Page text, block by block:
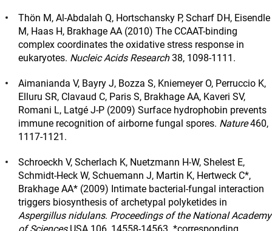
Thön M, Al-Abdalah Q, Hortschansky P, Scharf DH, Eisendle
M, Haas H, Brakhage AA (2010) The CCAAT-binding
complex coordinates the oxidative stress response in
eukaryotes. Nucleic Acids Research38, 1098-1111.
Aimanianda V, Bayry J, Bozza S, Kniemeyer O, Perruccio K,
Elluru SR, Clavaud C, Paris S, Brakhage AA, Kaveri SV,
Romani L, Latgé J-P (2009) Surface hydrophobin prevents
immune recognition of airborne fungal spores. Nature460,
1117-1121.
Schroeckh V, Scherlach K, Nuetzmann H-W, Shelest E,
Schmidt-Heck W, Schuemann J, Martin K, Hertweck C*,
Brakhage AA* (2009) Intimate bacterial-fungal interaction
triggers biosynthesis of archetypal polyketides in
Aspergillus nidulans. Proceedings of the National Academy
of SciencesUSA 106, 14558-14563. *corresponding